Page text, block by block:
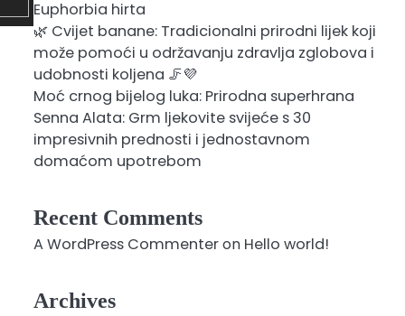
Euphorbia hirta
🌿 Cvijet banane: Tradicionalni prirodni lijek koji
može pomoći u održavanju zdravlja zglobova i
udobnosti koljena 🦵💜
Moć crnog bijelog luka: Prirodna superhrana
Senna Alata: Grm ljekovite svijeće s 30
impresivnih prednosti i jednostavnom
domaćom upotrebom
Recent Comments
A WordPress Commenteron Hello world!
Archives